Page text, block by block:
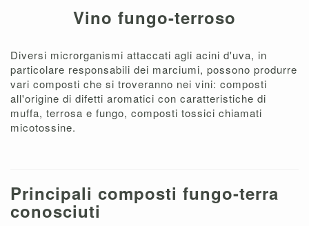
Vino fungo-terroso
Diversi microrganismi attaccati agli acini d'uva, in
particolare responsabili dei marciumi, possono produrre
vari composti che si troveranno nei vini: composti
all'origine di difetti aromatici con caratteristiche di
muffa, terrosa e fungo, composti tossici chiamati
micotossine.
Principali composti fungo-terra
conosciuti